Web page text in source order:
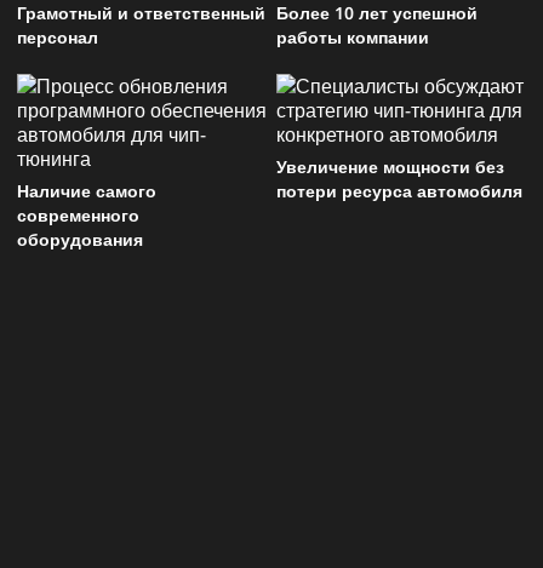
Грамотный и ответственный
персонал
Более 10 лет успешной
работы компании
Наличие самого
современного
оборудования
Увеличение мощности без
потери ресурса автомобиля